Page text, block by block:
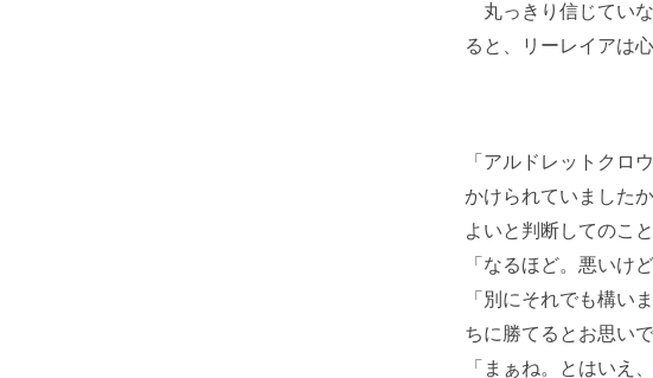
丸っきり信じてい
ると、リーレイアは
「アルドレットクロ
かけられていました
よいと判断してのこと
「なるほど。悪いけ
「別にそれでも構い
ちに勝てるとお思いで
「まぁね。とはいえ